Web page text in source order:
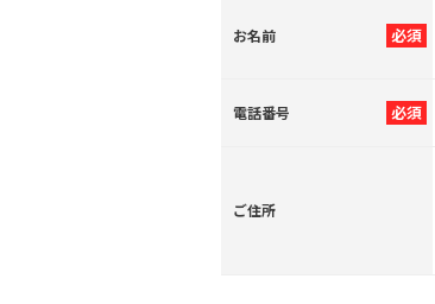
必須
お名前
必須
電話番号
ご住所